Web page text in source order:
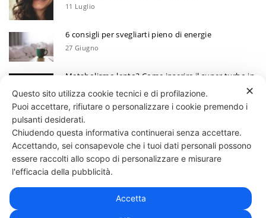
11 Luglio
6 consigli per svegliarti pieno di energie
27 Giugno
Metabolismo lento? Come inserire il super turbo in
13 Giugno
Ecco perchè devi annotare i tuoi progressi
30 Maggio
331 818 4777DANIELE ESPOSITO
✕
Questo sito utilizza cookie tecnici e di profilazione.
Puoi accettare, rifiutare o personalizzare i cookie premendo i
pulsanti desiderati.
Chiudendo questa informativa continuerai senza accettare.
Accettando, sei consapevole che i tuoi dati personali possono
essere raccolti allo scopo di personalizzare e misurare
l'efficacia della pubblicità.
Accetta